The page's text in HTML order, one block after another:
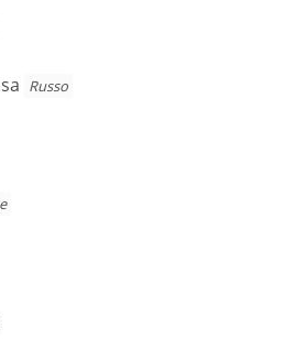
Russo